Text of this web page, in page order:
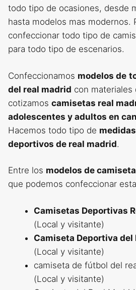
todo tipo de ocasiones, desde
hasta modelos mas modernos.
confeccionar todo tipo de
para todo tipo de escenarios.
Confeccionamos modelos de
del real madrid con materiales
cotizamos camisetas real
adolescentes y adultos en
Hacemos todo tipo de
deportivos de real madrid.
Entre los modelos de
que podemos confeccionar
Camisetas Deportivas
(Local y visitante)
Camiseta Deportiva del
(Local y visitante)
camiseta de fútbol del
(Local y visitante)